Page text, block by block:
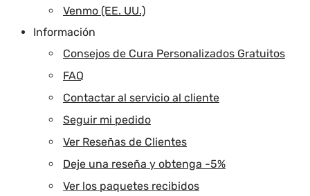
Venmo (EE. UU.)
Información
Consejos de Cura Personalizados Gratuitos
FAQ
Contactar al servicio al cliente
Seguir mi pedido
Ver Reseñas de Clientes
Deje una reseña y obtenga -5%
Ver los paquetes recibidos